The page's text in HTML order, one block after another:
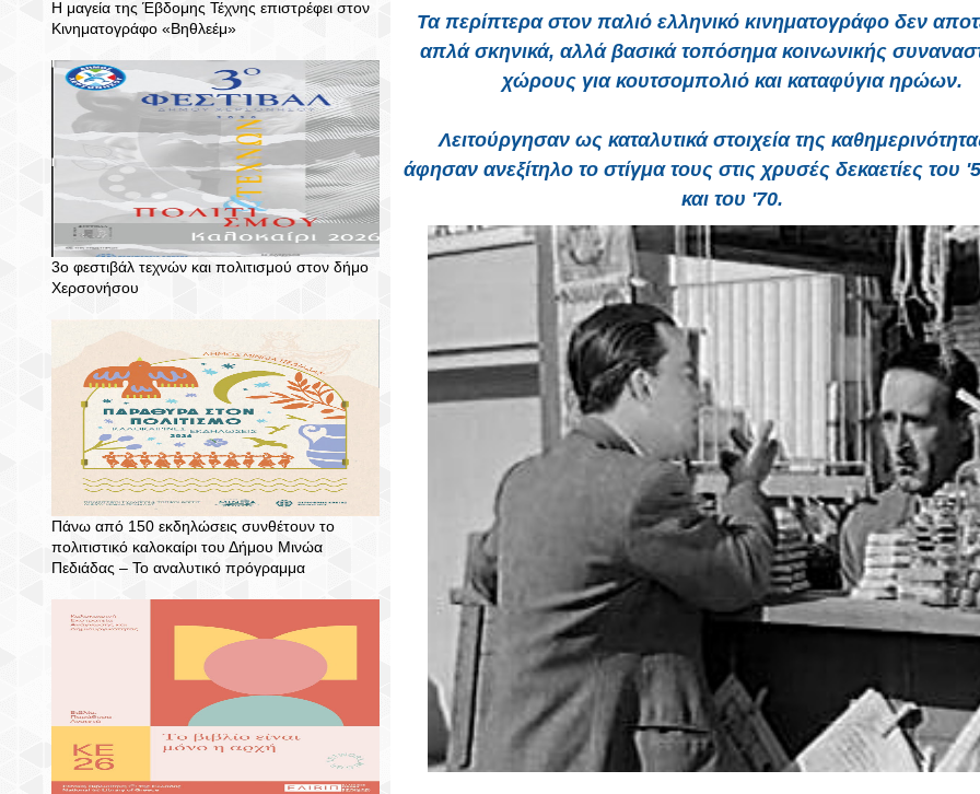
Η μαγεία της Έβδομης Τέχνης επιστρέφει στον
Κινηματογράφο «Βηθλεέμ»
3ο φεστιβάλ τεχνών και πολιτισμού στον δήμο
Χερσονήσου
Πάνω από 150 εκδηλώσεις συνθέτουν το
πολιτιστικό καλοκαίρι του Δήμου Μινώα
Πεδιάδας – To αναλυτικό πρόγραμμα
Τα περίπτερα στον παλιό ελληνικό κινηματογράφο δεν
απλά σκηνικά, αλλά βασικά τοπόσημα κοινωνικής
χώρους για κουτσομπολιό και καταφύγια ηρώων.
Λειτούργησαν ως καταλυτικά στοιχεία της
άφησαν ανεξίτηλο το στίγμα τους στις χρυσές δεκαετίες του
και του '70.